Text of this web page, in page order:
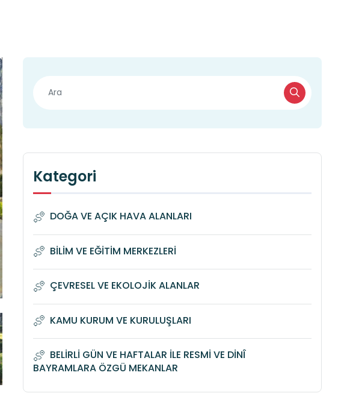
Kategori
DOĞA VE AÇIK HAVA ALANLARI
BİLİM VE EĞİTİM MERKEZLERİ
ÇEVRESEL VE EKOLOJİK ALANLAR
KAMU KURUM VE KURULUŞLARI
BELİRLİ GÜN VE HAFTALAR İLE RESMİ VE DİNÎ
BAYRAMLARA ÖZGÜ MEKANLAR